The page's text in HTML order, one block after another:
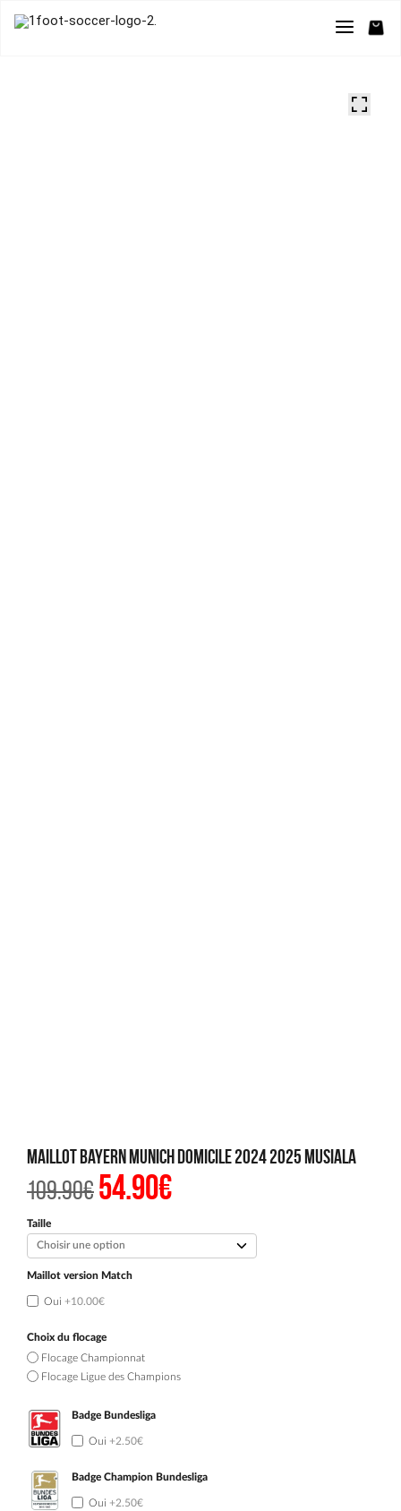
Maillot Bayern Munich Domicile 2024 2025 Musiala
109.90€Le
prix
était :
109.90€.
54.90€Le
prix
est :
54.90€.
Taille
Maillot version Match
Oui +10.00€
Choix du flocage
Flocage Championnat
Flocage Ligue des Champions
Badge Bundesliga
Oui +2.50€
Badge Champion Bundesliga
Oui +2.50€